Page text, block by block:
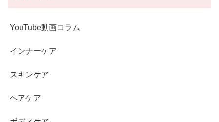
YouTube動画コラム
インナーケア
スキンケア
ヘアケア